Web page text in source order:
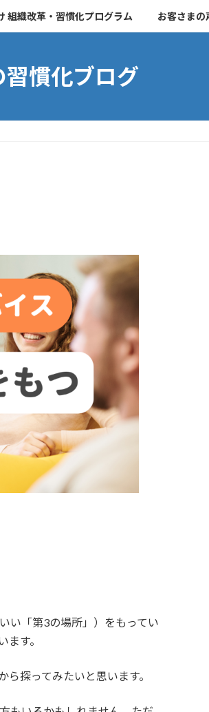
組織改革・習慣化プログラム お客さまの
習慣化ブログ
い「第3の場所」）をもってい
す。
探ってみたいと思います。